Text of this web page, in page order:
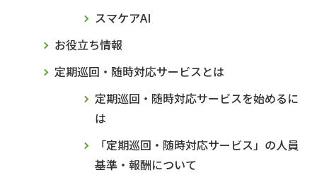
スマケアAI
お役立ち情報
定期巡回・随時対応サービスとは
定期巡回・随時対応サービスを始めるに
は
「定期巡回・随時対応サービス」の人員
基準・報酬について